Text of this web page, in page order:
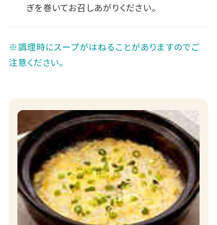
ぎを巻いてお召しあがりください。
※調理時にスープがはねることがありますのでご
注意ください。